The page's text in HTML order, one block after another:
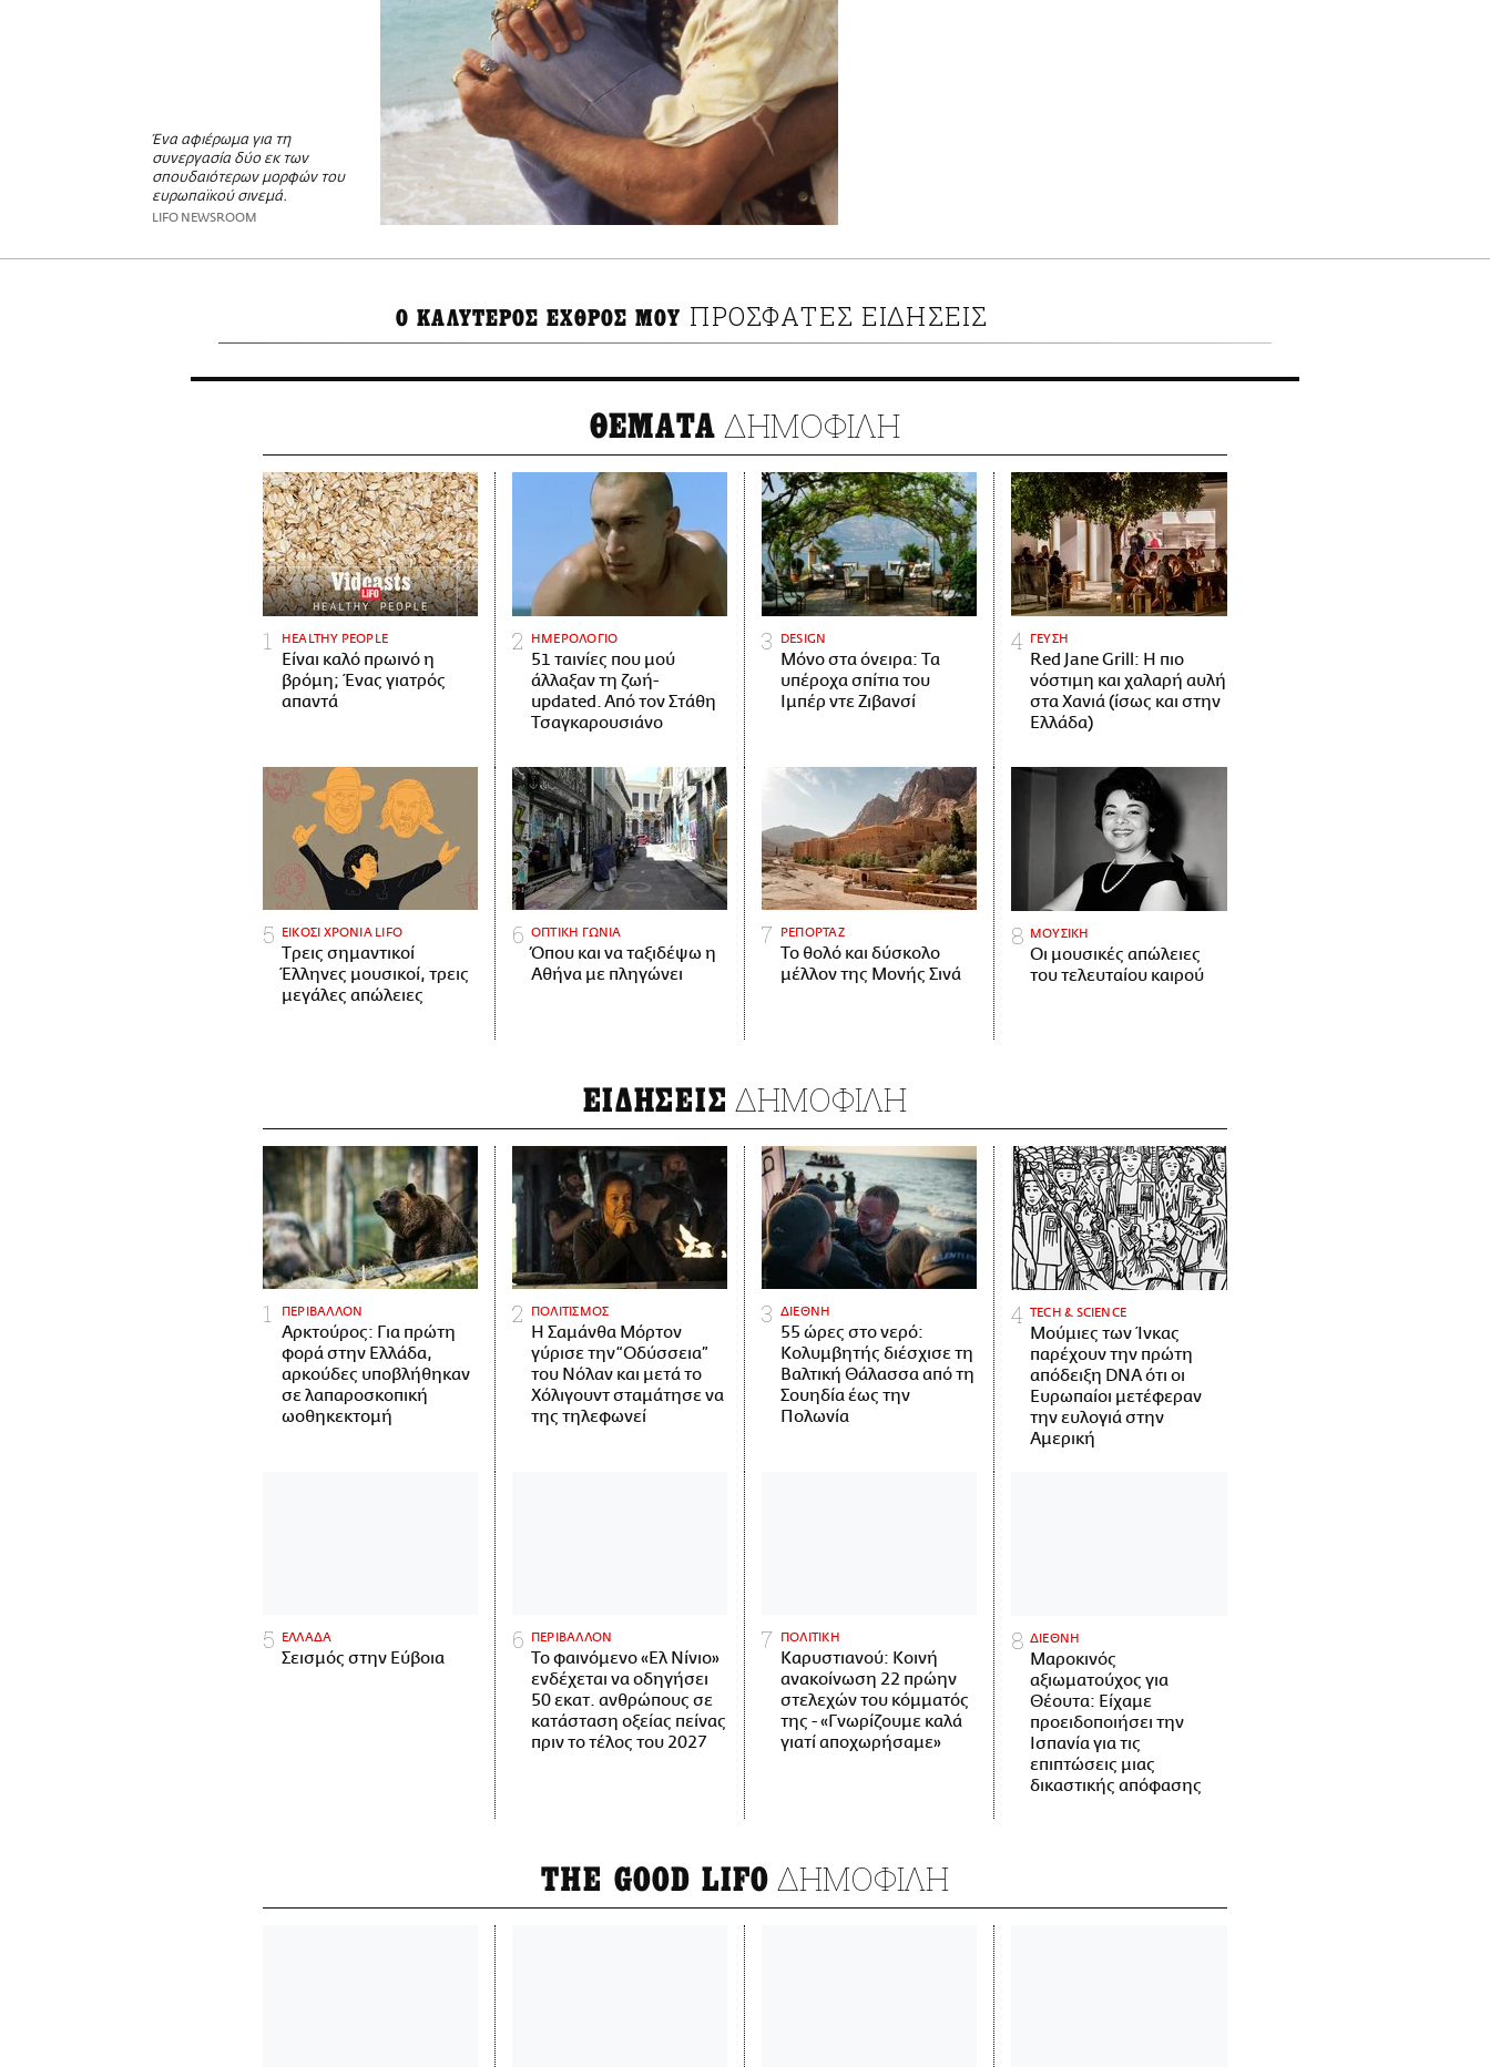
Ένα αφιέρωμα για τη
συνεργασία δύο εκ των
σπουδαιότερων μορφών του
ευρωπαϊκού σινεμά.
LIFO NEWSROOM
Ο ΚΑΛΥΤΕΡΟΣ ΕΧΘΡΟΣ ΜΟΥ ΠΡΟΣΦΑΤΕΣ ΕΙΔΗΣΕΙΣ
ΘΕΜΑΤΑ ΔΗΜΟΦΙΛΗ
HEALTHY PEOPLE
Είναι καλό πρωινό η
βρόμη; Ένας γιατρός
απαντά
ΗΜΕΡΟΛΟΓΙΟ
51 ταινίες που μού
άλλαξαν τη ζωή-
updated. Aπό τον Στάθη
Τσαγκαρουσιάνο
DESIGN
Μόνο στα όνειρα: Τα
υπέροχα σπίτια του
Ιμπέρ ντε Ζιβανσί
ΓΕΥΣΗ
Red Jane Grill: Η πιο
νόστιμη και χαλαρή αυλή
στα Χανιά (ίσως και στην
Ελλάδα)
ΕΙΚΟΣΙ ΧΡΟΝΙΑ LIFO
Tρεις σημαντικοί
Έλληνες μουσικοί, τρεις
μεγάλες απώλειες
ΟΠΤΙΚΗ ΓΩΝΙΑ
Όπου και να ταξιδέψω η
Αθήνα με πληγώνει
ΡΕΠΟΡΤΑΖ
Το θολό και δύσκολο
μέλλον της Μονής Σινά
ΜΟΥΣΙΚΗ
Οι μουσικές απώλειες
του τελευταίου καιρού
ΕΙΔΗΣΕΙΣ ΔΗΜΟΦΙΛΗ
ΠΕΡΙΒΑΛΛΟΝ
Αρκτούρος: Για πρώτη
φορά στην Ελλάδα,
αρκούδες υποβλήθηκαν
σε λαπαροσκοπική
ωοθηκεκτομή
ΠΟΛΙΤΙΣΜΟΣ
Η Σαμάνθα Μόρτον
γύρισε την “Οδύσσεια”
του Νόλαν και μετά το
Χόλιγουντ σταμάτησε να
της τηλεφωνεί
ΔΙΕΘΝΗ
55 ώρες στο νερό:
Κολυμβητής διέσχισε τη
Βαλτική Θάλασσα από τη
Σουηδία έως την
Πολωνία
ΤECH & SCIENCE
Μούμιες των Ίνκας
παρέχουν την πρώτη
απόδειξη DNA ότι οι
Ευρωπαίοι μετέφεραν
την ευλογιά στην
Αμερική
ΕΛΛΑΔΑ
Σεισμός στην Εύβοια
ΠΕΡΙΒΑΛΛΟΝ
Το φαινόμενο «Ελ Νίνιο»
ενδέχεται να οδηγήσει
50 εκατ. ανθρώπους σε
κατάσταση οξείας πείνας
πριν το τέλος του 2027
ΠΟΛΙΤΙΚΗ
Καρυστιανού: Κοινή
ανακοίνωση 22 πρώην
στελεχών του κόμματός
της - «Γνωρίζουμε καλά
γιατί αποχωρήσαμε»
ΔΙΕΘΝΗ
Μαροκινός
αξιωματούχος για
Θέουτα: Είχαμε
προειδοποιήσει την
Ισπανία για τις
επιπτώσεις μιας
δικαστικής απόφασης
THE GOOD LIFO ΔΗΜΟΦΙΛΗ